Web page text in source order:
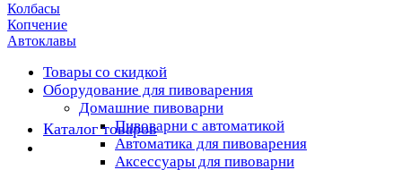
Колбасы
Копчение
Автоклавы
Товары со скидкой
Оборудование для пивоварения
Домашние пивоварни
Пивоварни с автоматикой
Автоматика для пивоварения
Аксессуары для пивоварни
Каталог товаров